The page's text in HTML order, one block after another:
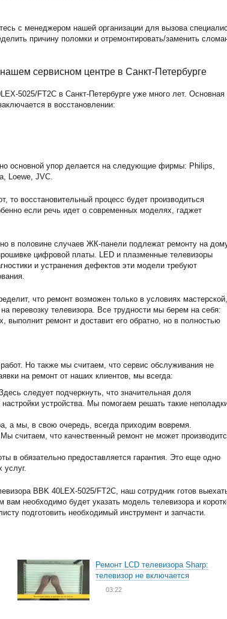
с менеджером нашей организации для вызова
причину поломки и отремонтировать/заменить
сервисном центре в Санкт-Петербурге
5025/FT2C в Санкт-Петербурге уже много лет. Основная
в восстановлении:
основной упор делается на следующие фирмы: Philips,
Loewe, JVC.
то восстановительный процесс будет производиться
если речь идет о современных моделях, гаджет
в половине случаев ЖК-панели подлежат ремонту на
цифровой платы. LED и плазменные телевизоры
и устранения дефектов эти модели требуют
что ремонт возможен только в условиях
перевозку телевизора. Все трудности мы берем на себя:
выполнит ремонт и доставит его обратно, но в полностью
Но также мы считаем, что сервис обслуживания не
на ремонт от наших клиентов, мы всегда:
следует подчеркнуть, что значительная доля
устройства. Мы помогаем решать такие
а мы, в свою очередь, всегда приходим вовремя.
считаем, что качественный ремонт не может
в обязательно предоставляется гарантия. Это еще одно
услуг.
BBK 40LEX-5025/FT2C, наш сотрудник готов
необходимо будет указать модель телевизора и
подготовить необходимый инструмент и запчасти.
Ремонт LCD телевизора Sharp:
телевизор не включается
03:22